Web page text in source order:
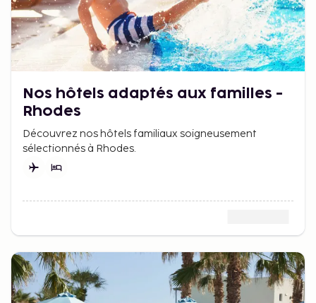
Nos hôtels adaptés aux familles -
Rhodes
Découvrez nos hôtels familiaux soigneusement
sélectionnés à Rhodes.